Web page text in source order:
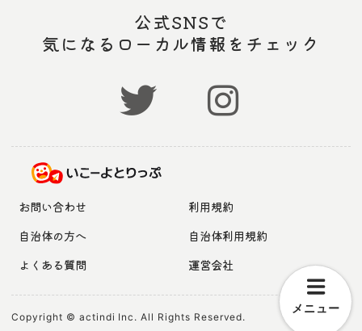
メニュー
公式SNSで
気になるローカル情報をチェック
お問い合わせ
利用規約
自治体の方へ
自治体利用規約
よくある質問
運営会社
Copyright © actindi Inc. All Rights Reserved.